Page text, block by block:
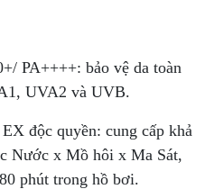
PA++++: bảo vệ da toàn
UVA2 và UVB.
độc quyền: cung cấp khả
Nước x Mồ hôi x Ma Sát,
phút trong hồ bơi.